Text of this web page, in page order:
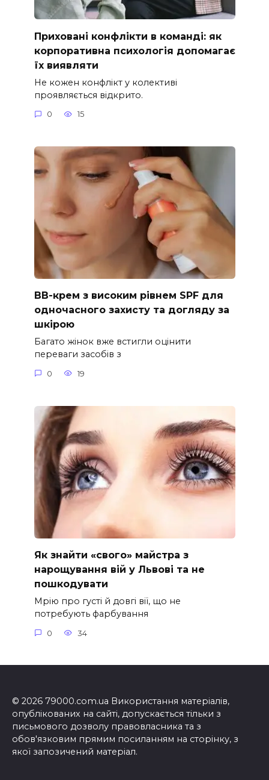
Приховані конфлікти в команді: як
корпоративна психологія допомагає
їх виявляти
Не кожен конфлікт у колективі
проявляється відкрито.
0 15
ВВ-крем з високим рівнем SPF для
одночасного захисту та догляду за
шкірою
Багато жінок вже встигли оцінити
переваги засобів з
0 19
Як знайти «свого» майстра з
нарощування вій у Львові та не
пошкодувати
Мрію про густі й довгі вії, що не
потребують фарбування
0 34
© 2026 79000.com.ua Використання матеріалів,
опублікованих на сайті, допускається тільки з
письмового дозволу правовласника та з
обов'язковим прямим посиланням на сторінку, з
якої запозичений матеріал.